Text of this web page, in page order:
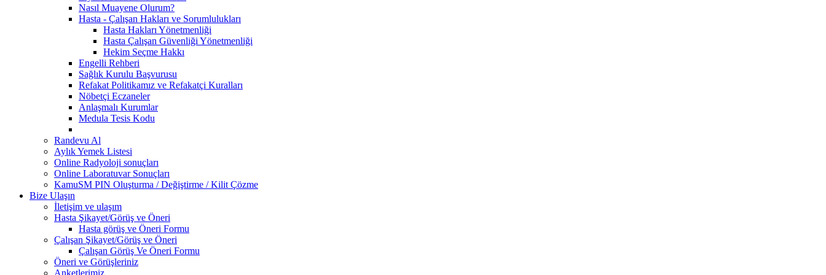
Nasıl Muayene Olurum?
Hasta - Çalışan Hakları ve Sorumlulukları
Hasta Hakları Yönetmenliği
Hasta Çalışan Güvenliği Yönetmenliği
Hekim Seçme Hakkı
Engelli Rehberi
Sağlık Kurulu Başvurusu
Refakat Politikamız ve Refakatçi Kuralları
Nöbetçi Eczaneler
Anlaşmalı Kurumlar
Medula Tesis Kodu
Randevu Al
Aylık Yemek Listesi
Online Radyoloji sonuçları
Online Laboratuvar Sonuçları
KamuSM PIN Oluşturma / Değiştirme / Kilit Çözme
Bize Ulaşın
İletişim ve ulaşım
Hasta Şikayet/Görüş ve Öneri
Hasta görüş ve Öneri Formu
Çalışan Şikayet/Görüş ve Öneri
Çalışan Görüş Ve Öneri Formu
Öneri ve Görüşleriniz
Anketlerimiz